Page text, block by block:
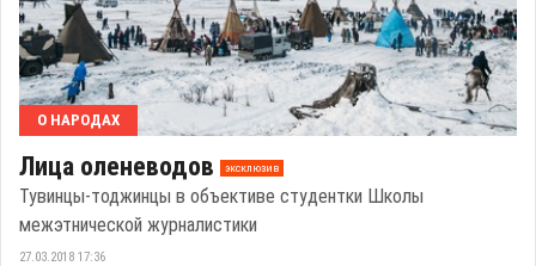
О НАРОДАХ
Лица оленеводов эксклюзив
Тувинцы-тоджинцы в объективе студентки Школы
межэтнической журналистики
27.03.2018 17:36